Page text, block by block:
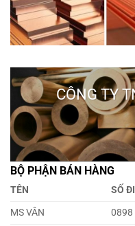
CÔNG TY
BỘ PHẬN BÁN HÀNG
TÊN SỐ
MS VÂN
0898